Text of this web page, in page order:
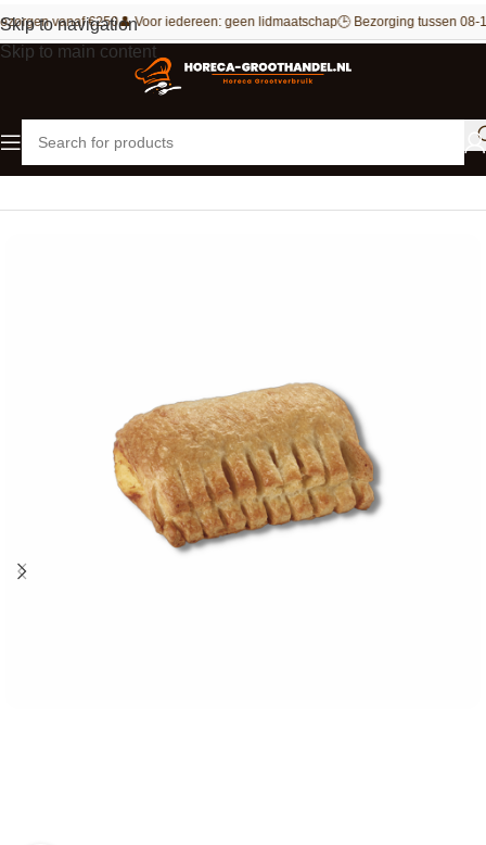
Skip to navigation
Skip to main content
vanaf €250👤 Voor iedereen: geen lidmaatschap🕒 Bezorging tussen 08-
Home Bakkerij